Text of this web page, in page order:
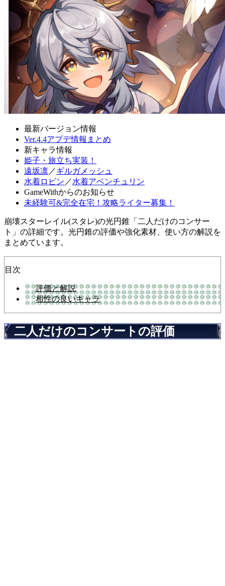
最新バージョン情報
Ver.4.4アプデ情報まとめ
新キャラ情報
姫子・旅立ち実装！
遠坂凛／ギルガメッシュ
水着ロビン ／水着アベンチュリン
GameWithからのお知らせ
未経験可&完全在宅！攻略ライター募集！
崩壊スターレイル(スタレ)の光円錐「二人だけのコンサー
ト」の詳細です。光円錐の評価や強化素材、使い方の解説を
まとめています。
目次
評価と解説
相性の良いキャラ
二人だけのコンサートの評価